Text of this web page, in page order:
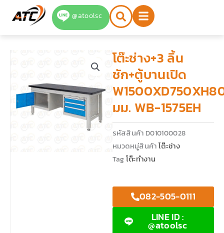
@atoolsc
โต๊ะช่าง+3 ลิ้น
ชัก+ตู้บานเปิด
มม. WB-1575EH
รหัสสินค้า D010100028
หมวดหมู่สินค้าโต๊ะช่าง
Tagโต๊ะทำงาน
082-505-0111
LINE ID :
@atoolsc